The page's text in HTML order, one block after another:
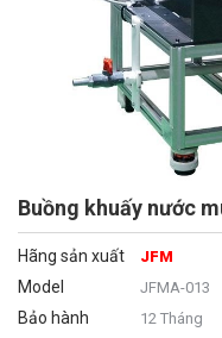
Buồng khuấy nước
Hãng sản xuất JFM
Model JFMA-013
Bảo hành 12 Tháng